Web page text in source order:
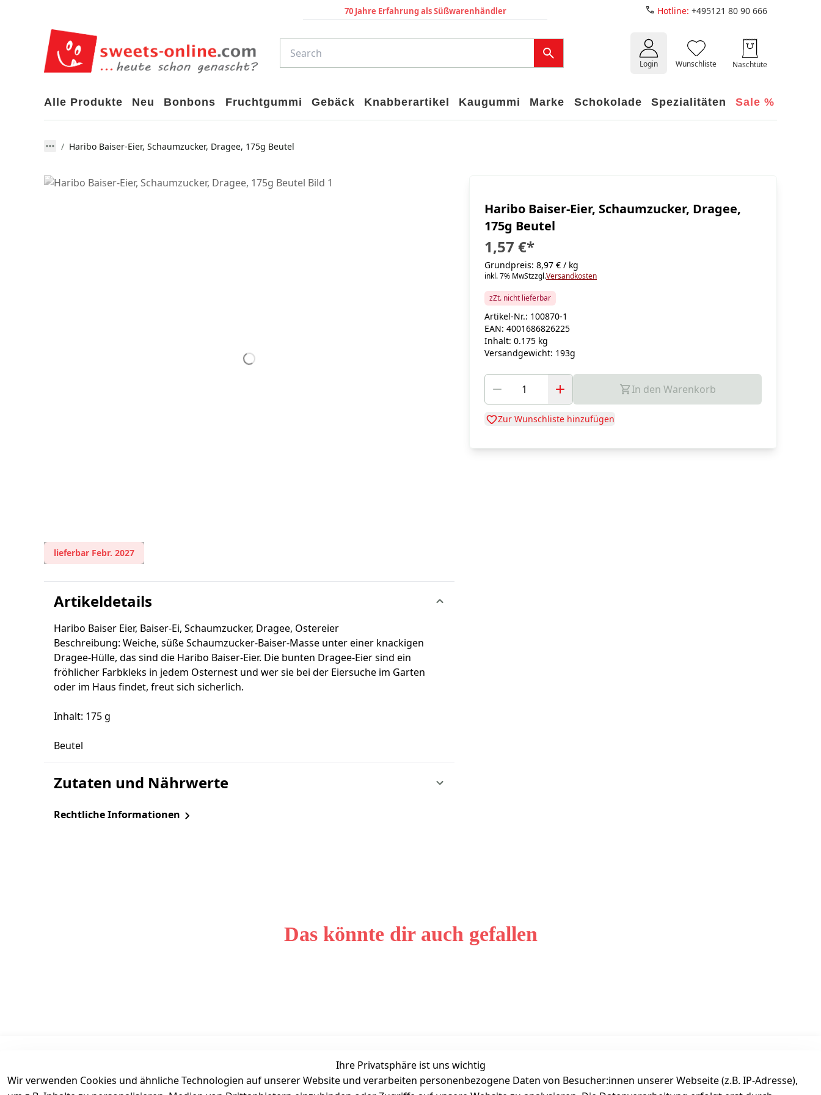
70 Jahre Erfahrung als Süßwarenhändler Hotline: +495121 80 90 666
Login Wunschliste Naschtüte
Alle Produkte Neu Bonbons Fruchtgummi Gebäck Knabberartikel Kaugummi Marke Schokolade Spezialitäten Sale %
Haribo Baiser-Eier, Schaumzucker, Dragee, 175g Beutel
lieferbar Febr. 2027
Haribo Baiser-Eier, Schaumzucker, Dragee,
175g Beutel
1,57 €*
Grundpreis: 8,97 € / kg
inkl. 7% MwStzzgl.Versandkosten
zZt. nicht lieferbar
Artikel-Nr.: 100870-1
EAN: 4001686826225
Inhalt: 0.175 kg
Versandgewicht: 193g
In den Warenkorb
Zur Wunschliste hinzufügen
Artikeldetails
Haribo Baiser Eier, Baiser-Ei, Schaumzucker, Dragee, Ostereier
Beschreibung: Weiche, süße Schaumzucker-Baiser-Masse unter einer knackigen
Dragee-Hülle, das sind die Haribo Baiser-Eier. Die bunten Dragee-Eier sind ein
fröhlicher Farbkleks in jedem Osternest und wer sie bei der Eiersuche im Garten
oder im Haus findet, freut sich sicherlich.
Inhalt: 175 g
Beutel
Zutaten und Nährwerte
Rechtliche Informationen
Das könnte dir auch gefallen
Ihre Privatsphäre ist uns wichtig
Wir verwenden Cookies und ähnliche Technologien auf unserer Website und verarbeiten personenbezogene Daten von Besucher:innen unserer Webseite (z.B. IP-Adresse),
Unternehmen